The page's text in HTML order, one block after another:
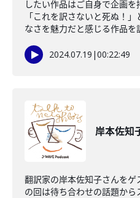
したい作品はご自身で企画を
「これを訳さないと死ぬ！
なさを魅力だと感じる作品を
2024.07.19 |00:22:49
岸本佐知
翻訳家の岸本佐知子さんを
の回は待ち合わせの話題か